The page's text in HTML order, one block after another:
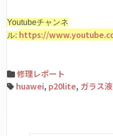
Youtubeチャンネ
ル: https://
修理レポート
huawei, p20lite, ガラス